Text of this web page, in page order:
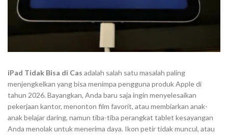
iPad Tidak Bisa di Cas adalah salah satu masalah paling
menjengkelkan yang bisa menimpa pengguna produk Apple di
tahun 2026. Bayangkan, Anda baru saja ingin menyelesaikan
pekerjaan kantor, menonton film favorit, atau membiarkan anak-
anak belajar daring, namun tiba-tiba perangkat tablet kesayangan
Anda menolak untuk menerima daya. Ikon petir tidak muncul, atau